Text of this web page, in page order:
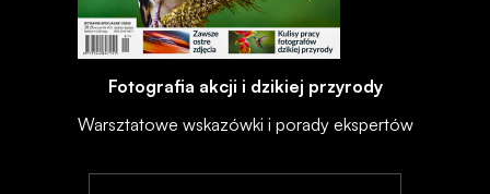
Fotografia akcji i dzikiej przyrody
Warsztatowe wskazówki i porady ekspertów